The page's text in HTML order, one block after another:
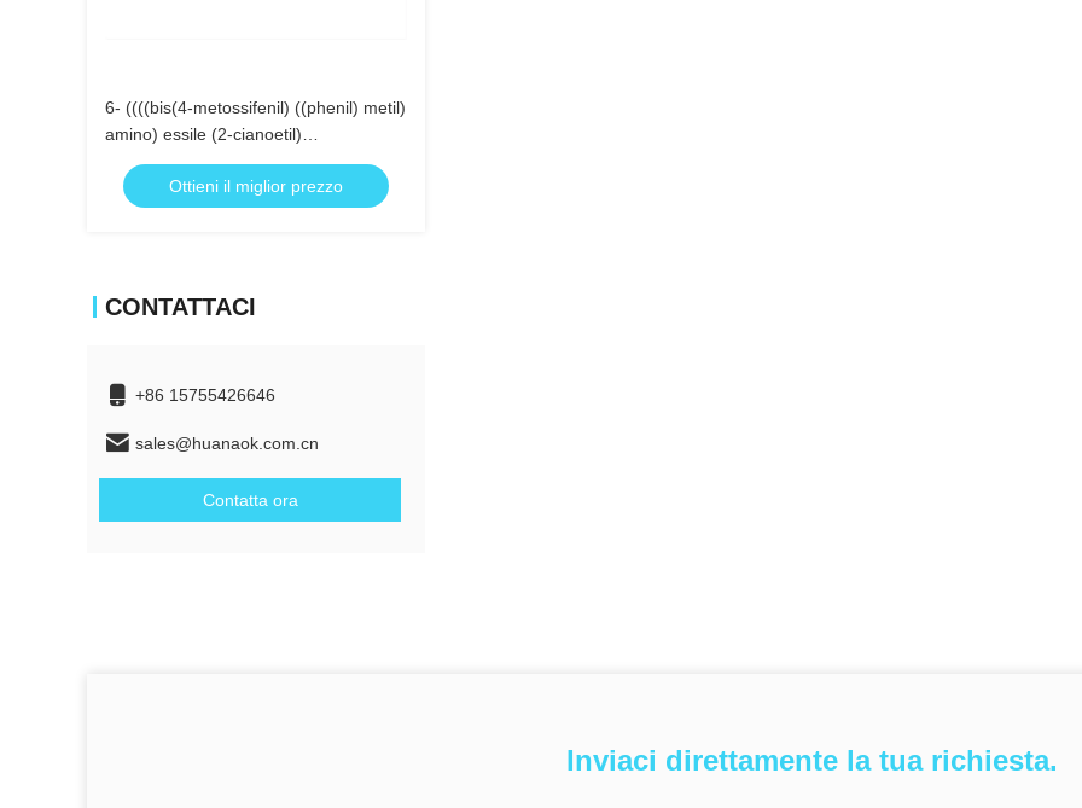
6- ((((bis(4-metossifenil) ((phenil) metil)
amino) essile (2-cianoetil)
diisopropilfosforamidite
Ottieni il miglior prezzo
CONTATTACI
+86 15755426646
sales@huanaok.com.cn
Contatta ora
Inviaci direttamente la tua richiesta.